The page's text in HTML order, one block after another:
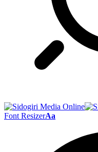
Font ResizerAa